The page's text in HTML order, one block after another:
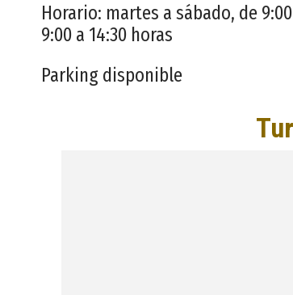
Horario: martes a sábado, de
9:00 a 14:30 horas
Parking disponible